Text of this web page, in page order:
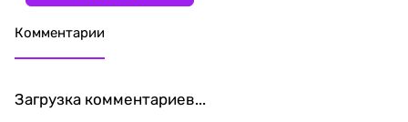
Комментарии
Загрузка комментариев...